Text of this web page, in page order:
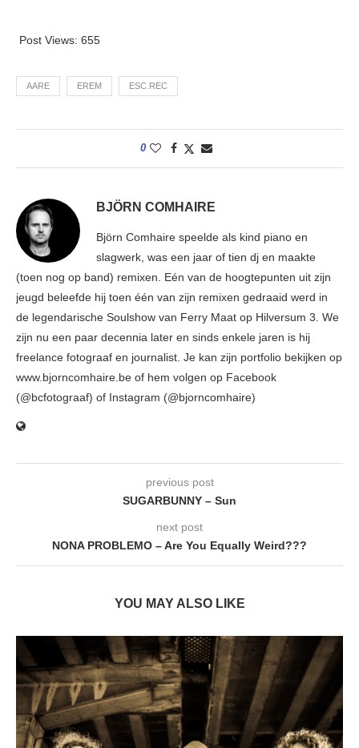
Post Views: 655
AARE EREM ESC.REC
0
BJÖRN COMHAIRE
Björn Comhaire speelde als kind piano en
slagwerk, was een jaar of tien dj en maakte
(toen nog op band) remixen. Eén van de hoogtepunten uit zijn
jeugd beleefde hij toen één van zijn remixen gedraaid werd in
de legendarische Soulshow van Ferry Maat op Hilversum 3. We
zijn nu een paar decennia later en sinds enkele jaren is hij
freelance fotograaf en journalist. Je kan zijn portfolio bekijken op
www.bjorncomhaire.be of hem volgen op Facebook
(@bcfotograaf) of Instagram (@bjorncomhaire)
previous post
SUGARBUNNY – Sun
next post
NONA PROBLEMO – Are You Equally Weird???
YOU MAY ALSO LIKE